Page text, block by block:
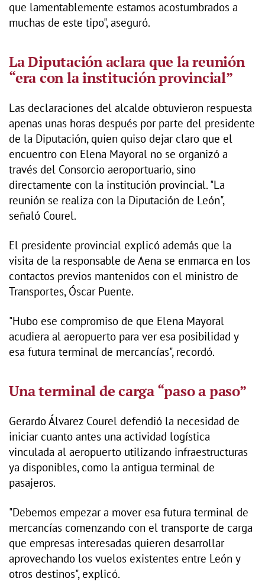
que lamentablemente estamos acostumbrados a
muchas de este tipo", aseguró.
La Diputación aclara que la reunión
“era con la institución provincial”
Las declaraciones del alcalde obtuvieron respuesta
apenas unas horas después por parte del presidente
de la Diputación, quien quiso dejar claro que el
encuentro con Elena Mayoral no se organizó a
través del Consorcio aeroportuario, sino
directamente con la institución provincial. "La
reunión se realiza con la Diputación de León",
señaló Courel.
El presidente provincial explicó además que la
visita de la responsable de Aena se enmarca en los
contactos previos mantenidos con el ministro de
Transportes, Óscar Puente.
"Hubo ese compromiso de que Elena Mayoral
acudiera al aeropuerto para ver esa posibilidad y
esa futura terminal de mercancías", recordó.
Una terminal de carga “paso a paso”
Gerardo Álvarez Courel defendió la necesidad de
iniciar cuanto antes una actividad logística
vinculada al aeropuerto utilizando infraestructuras
ya disponibles, como la antigua terminal de
pasajeros.
"Debemos empezar a mover esa futura terminal de
mercancías comenzando con el transporte de carga
que empresas interesadas quieren desarrollar
aprovechando los vuelos existentes entre León y
otros destinos", explicó.